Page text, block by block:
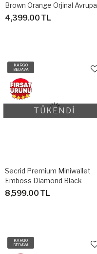
Brown Orange Orjinal Avrupa
Derisi Cüzdan
4,399.00 TL
KARGO
BEDAVA
TÜKENDİ
Secrid Premium Miniwallet
Emboss Diamond Black
Cüzdan
8,599.00 TL
KARGO
BEDAVA